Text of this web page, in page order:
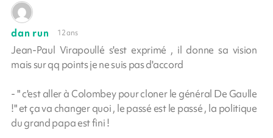
dan run 12 ans
Jean-Paul Virapoullé s'est exprimé , il donne sa vision
mais sur qq points je ne suis pas d'accord
- " c'est aller à Colombey pour cloner le général De Gaulle
!" et ça va changer quoi , le passé est le passé , la politique
du grand papa est fini !